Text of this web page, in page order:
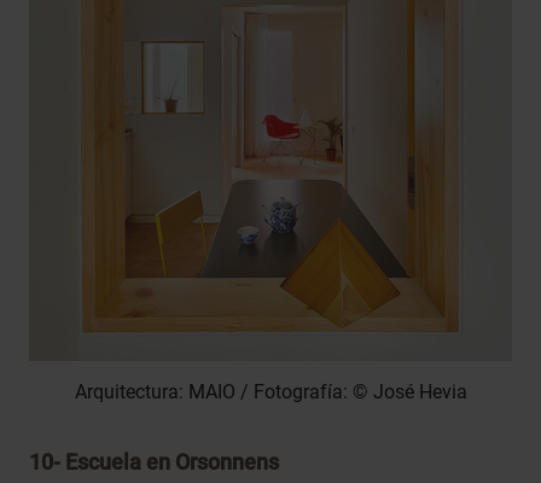
Arquitectura: MAIO / Fotografía: © José Hevia
10- Escuela en Orsonnens